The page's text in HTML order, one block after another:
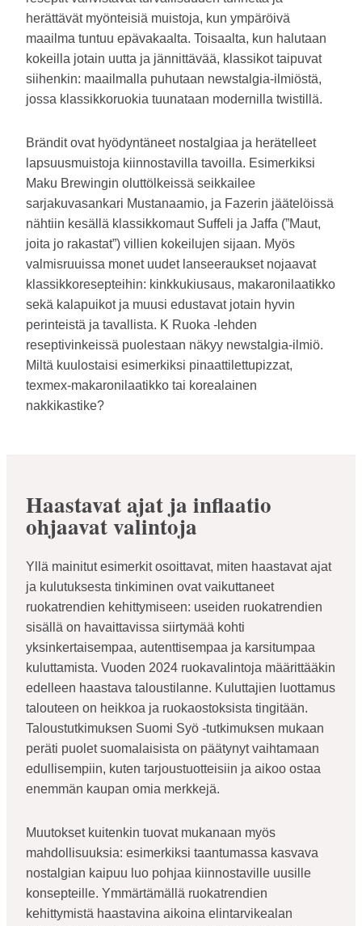
herättävät myönteisiä muistoja, kun ympäröivä
maailma tuntuu epävakaalta. Toisaalta, kun halutaan
kokeilla jotain uutta ja jännittävää, klassikot taipuvat
siihenkin: maailmalla puhutaan newstalgia-ilmiöstä,
jossa klassikkoruokia tuunataan modernilla twistillä.
Brändit ovat hyödyntäneet nostalgiaa ja herätelleet
lapsuusmuistoja kiinnostavilla tavoilla. Esimerkiksi
Maku Brewingin oluttölkeissä seikkailee
sarjakuvasankari Mustanaamio, ja Fazerin jäätelöissä
nähtiin kesällä klassikkomaut Suffeli ja Jaffa (”Maut,
joita jo rakastat”) villien kokeilujen sijaan. Myös
valmisruuissa monet uudet lanseeraukset nojaavat
klassikkoresepteihin: kinkkukiusaus, makaronilaatikko
sekä kalapuikot ja muusi edustavat jotain hyvin
perinteistä ja tavallista. K Ruoka -lehden
reseptivinkeissä puolestaan näkyy newstalgia-ilmiö.
Miltä kuulostaisi esimerkiksi pinaattilettupizzat,
texmex-makaronilaatikko tai korealainen
nakkikastike?
Haastavat ajat ja inflaatio
ohjaavat valintoja
Yllä mainitut esimerkit osoittavat, miten haastavat ajat
ja kulutuksesta tinkiminen ovat vaikuttaneet
ruokatrendien kehittymiseen: useiden ruokatrendien
sisällä on havaittavissa siirtymää kohti
yksinkertaisempaa, autenttisempaa ja karsitumpaa
kuluttamista. Vuoden 2024 ruokavalintoja määrittääkin
edelleen haastava taloustilanne. Kuluttajien luottamus
talouteen on heikkoa ja ruokaostoksista tingitään.
Taloustutkimuksen Suomi Syö -tutkimuksen mukaan
peräti puolet suomalaisista on päätynyt vaihtamaan
edullisempiin, kuten tarjoustuotteisiin ja aikoo ostaa
enemmän kaupan omia merkkejä.
Muutokset kuitenkin tuovat mukanaan myös
mahdollisuuksia: esimerkiksi taantumassa kasvava
nostalgian kaipuu luo pohjaa kiinnostaville uusille
konsepteille. Ymmärtämällä ruokatrendien
kehittymistä haastavina aikoina elintarvikealan